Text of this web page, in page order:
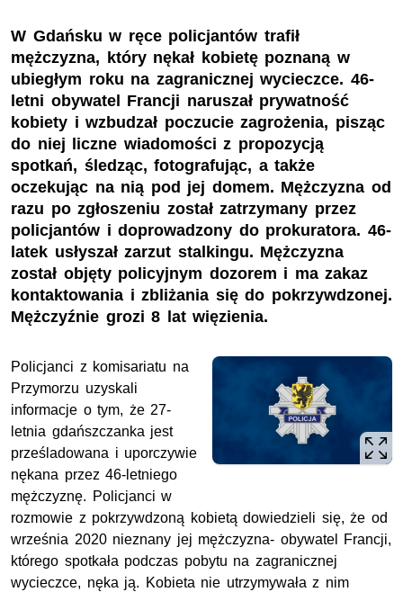
W Gdańsku w ręce policjantów trafił
mężczyzna, który nękał kobietę poznaną w
ubiegłym roku na zagranicznej wycieczce. 46-
letni obywatel Francji naruszał prywatność
kobiety i wzbudzał poczucie zagrożenia, pisząc
do niej liczne wiadomości z propozycją
spotkań, śledząc, fotografując, a także
oczekując na nią pod jej domem. Mężczyzna od
razu po zgłoszeniu został zatrzymany przez
policjantów i doprowadzony do prokuratora. 46-
latek usłyszał zarzut stalkingu. Mężczyzna
został objęty policyjnym dozorem i ma zakaz
kontaktowania i zbliżania się do pokrzywdzonej.
Mężczyźnie grozi 8 lat więzienia.
Policjanci z komisariatu na
Przymorzu uzyskali
informacje o tym, że 27-
letnia gdańszczanka jest
prześladowana i uporczywie
nękana przez 46-letniego
mężczyznę. Policjanci w
rozmowie z pokrzywdzoną kobietą dowiedzieli się, że od
września 2020 nieznany jej mężczyzna- obywatel Francji,
którego spotkała podczas pobytu na zagranicznej
wycieczce, nęka ją. Kobieta nie utrzymywała z nim